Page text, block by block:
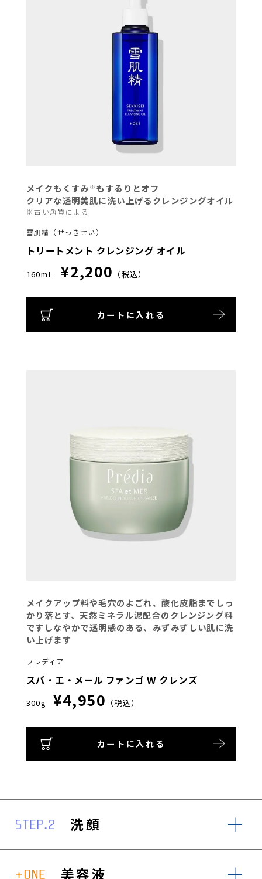
メイクもくすみ ※ もするりとオフ
クリアな透明美肌に洗い上げるクレンジングオイル
※古い角質による
雪肌精（せっきせい）
トリートメント クレンジング オイル
160mL ¥2,200 （税込）
カートに入れる
メイクアップ料や毛穴のよごれ、酸化皮脂までしっ
かり落とす、天然ミネラル泥配合のクレンジング料
ですしなやかで透明感のある、みずみずしい肌に洗
い上げます
プレディア
スパ・エ・メール ファンゴ Ｗ クレンズ
300g ¥4,950 （税込）
カートに入れる
洗顔
美容液